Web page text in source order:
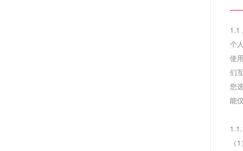
1.1
个
使
们
您
能